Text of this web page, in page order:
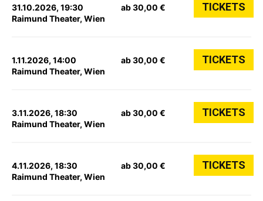
31.10.2026, 19:30
Raimund Theater, Wien
ab 30,00 € TICKETS
1.11.2026, 14:00
Raimund Theater, Wien
ab 30,00 € TICKETS
3.11.2026, 18:30
Raimund Theater, Wien
ab 30,00 € TICKETS
4.11.2026, 18:30
Raimund Theater, Wien
ab 30,00 € TICKETS